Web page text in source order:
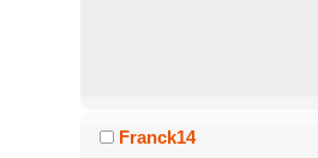
Franck14